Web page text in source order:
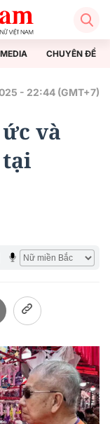
CHUYÊN ĐỀ
- 22:44 (GMT+7)
và
tại